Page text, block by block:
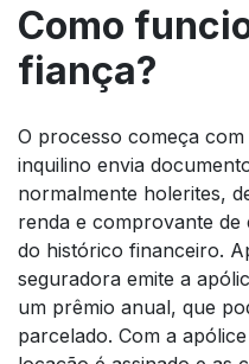
Como
fiança?
O processo começa
inquilino envia
normalmente holerites,
renda e comprovante
do histórico financeiro.
seguradora emite a
um prêmio anual, que
parcelado. Com a